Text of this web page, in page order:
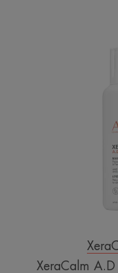
XeraCalm A.D